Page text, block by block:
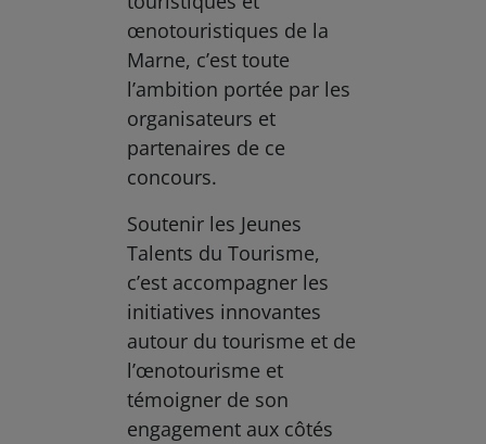
œnotouristiques de la
Marne, c’est toute
l’ambition portée par les
organisateurs et
partenaires de ce
concours.
Soutenir les Jeunes
Talents du Tourisme,
c’est accompagner les
initiatives innovantes
autour du tourisme et de
l’œnotourisme et
témoigner de son
engagement aux côtés